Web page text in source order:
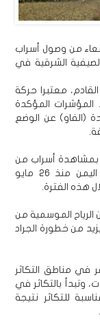
من وصول أسراب
الشرقية في
معتبرا حركة
المؤشرات المؤكدة
(الفاو) عن الوضع
بمشاهدة أسراب من
الجراد الصحراوي قادمة من السعودية باتجاه اليمن منذ ٢٦ مايو
هذه الفترة.
الموسمية من
من خطورة الجراد
في مناطق التكاثر
بالتكاثر في
للتكاثر نتيجة